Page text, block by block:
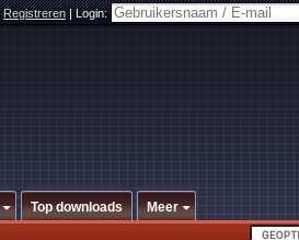
Registreren|Login:
Top downloads Meer